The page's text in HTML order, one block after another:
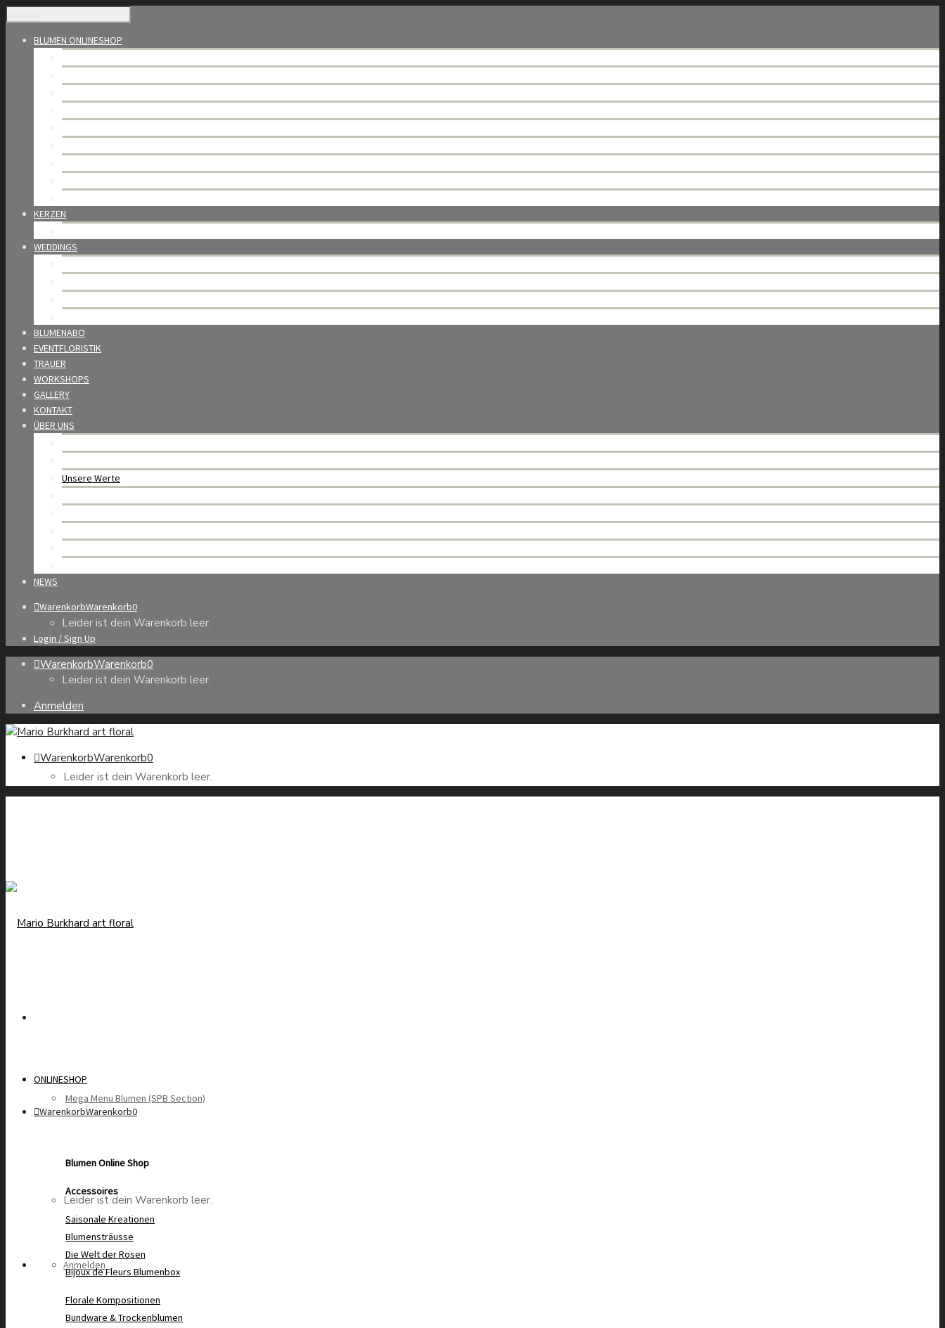
BLUMEN ONLINESHOP
KERZEN
WEDDINGS
BLUMENABO
EVENTFLORISTIK
TRAUER
WORKSHOPS
GALLERY
KONTAKT
ÜBER UNS
Unsere Werte
NEWS
WarenkorbWarenkorb0
Leider ist dein Warenkorb leer.
Login / Sign Up
WarenkorbWarenkorb0
Leider ist dein Warenkorb leer.
Anmelden
WarenkorbWarenkorb0
Leider ist dein Warenkorb leer.
WarenkorbWarenkorb0
Leider ist dein Warenkorb leer.
Anmelden
ONLINESHOP
Mega Menu Blumen (SPB Section)
Blumen Online Shop
Accessoires
Saisonale Kreationen
Blumensträusse
Die Welt der Rosen
Bijoux de Fleurs Blumenbox
Florale Kompositionen
Bundware & Trockenblumen